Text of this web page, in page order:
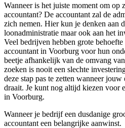
Wanneer is het juiste moment om op
accountant? De accountant zal de
zich nemen. Hier kun je denken aan
loonadministratie maar ook aan het
Veel bedrijven hebben grote behoefte
accountant in Voorburg voor hun
beetje afhankelijk van de omvang
zoeken is nooit een slechte
deze stap pas te zetten wanneer
draait. Je kunt nog altijd kiezen voor
in Voorburg.
Wanneer je bedrijf een dusdanige
accountant een belangrijke aanwinst.